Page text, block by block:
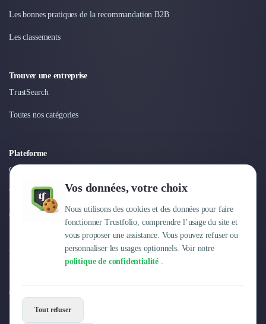
Vos données, votre choix
Nous utilisons des cookies et des données pour faire
fonctionner Trustfolio, comprendre l’usage du site et
vous proposer une assistance. Vous pouvez refuser ou
personnaliser les usages optionnels. Voir notre
politique de confidentialité .
Tout refuser
Logiciel PropTech
Courtage en Energie
Clubs & Réseaux Professionnels
Espaces de Coworking
Les bonnes pratiques de la recommandation B2B
Les classements
Trouver une entreprise
TrustSearch
Toutes nos catégories
Plateforme
Connexion
Tarifs
Centre d'aide
Entreprise
Pourquoi Trustfolio ?
Offres d'emploi